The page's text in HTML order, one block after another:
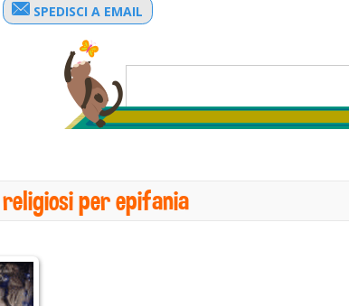
SPEDISCI A EMAIL
per epifania